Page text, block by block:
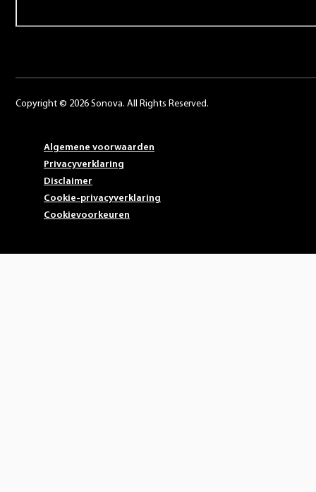
Copyright © 2026 Sonova. All Rights Reserved.
Algemene voorwaarden
Privacyverklaring
Disclaimer
Cookie-privacyverklaring
Cookievoorkeuren